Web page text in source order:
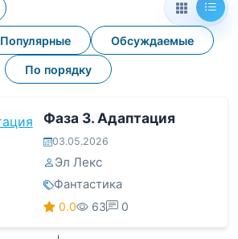
Популярные Обсуждаемые
По порядку
Фаза 3. Адаптация
03.05.2026
Эл Лекс
Фантастика
0.0 63 0